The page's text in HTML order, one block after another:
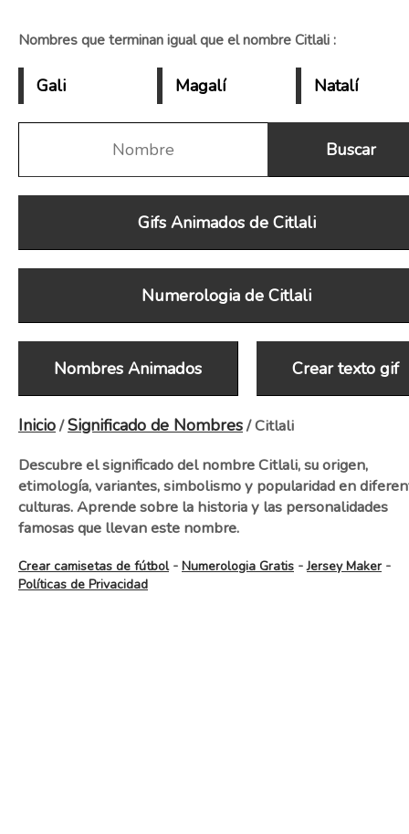
Nombres que terminan igual que el nombre Citlali :
Gali Magalí Natalí
Gifs Animados de Citlali
Numerologia de Citlali
Nombres Animados Crear texto gif
Inicio/Significado de Nombres/ Citlali
Descubre el significado del nombre Citlali, su origen,
etimología, variantes, simbolismo y popularidad en
culturas. Aprende sobre la historia y las personalidades
famosas que llevan este nombre.
Crear camisetas de fútbol- Numerologia Gratis -Jersey Maker-
Políticas de Privacidad